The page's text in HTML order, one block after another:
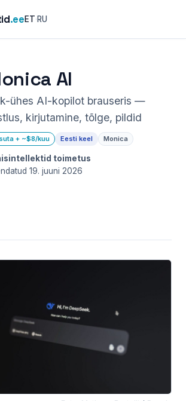
.eeET·RU
AI
ühes AI-kopilot brauseris —
kirjutamine, tõlge, pildid
+ ~$8/kuu Eesti keel Monica
toimetus
19. juuni 2026